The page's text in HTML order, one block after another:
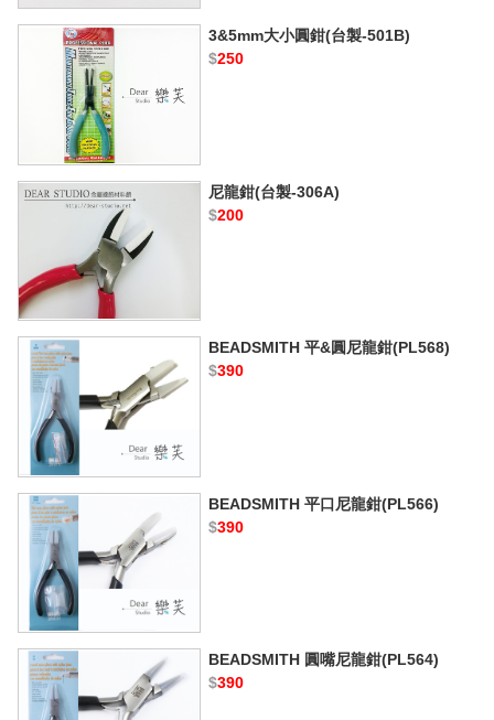
3&5mm大小圓鉗(台製-501B)
$250
尼龍鉗(台製-306A)
$200
BEADSMITH 平&圓尼龍鉗(PL568)
$390
BEADSMITH 平口尼龍鉗(PL566)
$390
BEADSMITH 圓嘴尼龍鉗(PL564)
$390